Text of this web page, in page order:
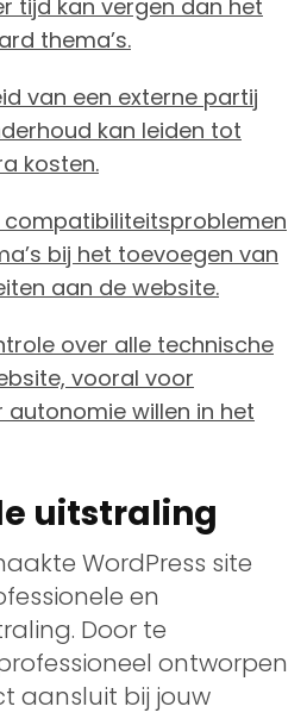
tijd kan vergen dan het
thema’s.
van een externe partij
kan leiden tot
kosten.
compatibiliteitsproblemen
bij het toevoegen van
aan de website.
over alle technische
vooral voor
autonomie willen in het
uitstraling
WordPress site
en
Door te
ontworpen
aansluit bij jouw